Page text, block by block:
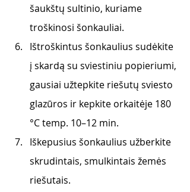
šaukštų sultinio, kuriame
troškinosi šonkauliai.
Ištroškintus šonkaulius sudėkite
į skardą su sviestiniu popieriumi,
gausiai užtepkite riešutų sviesto
glazūros ir kepkite orkaitėje 180
°C temp. 10–12 min.
Iškepusius šonkaulius užberkite
skrudintais, smulkintais žemės
riešutais.